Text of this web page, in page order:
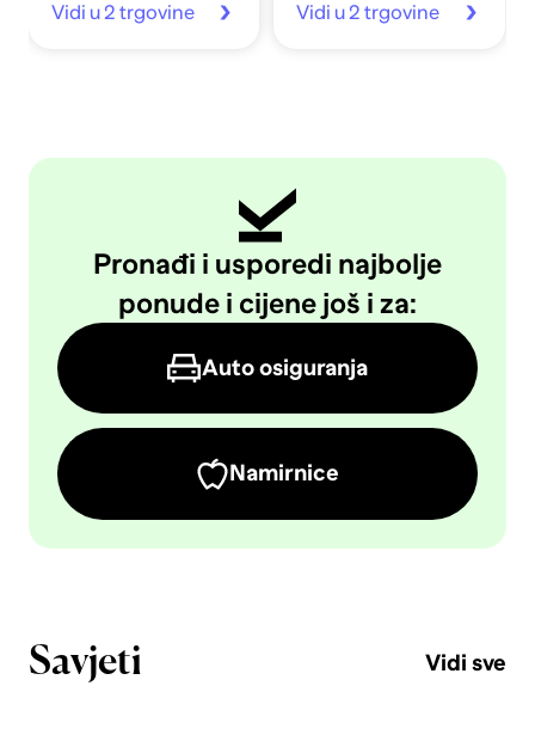
Vidi u 2 trgovine Vidi u 2 trgovine
Pronađi i usporedi najbolje
ponude i cijene još i za:
Auto osiguranja
Namirnice
Savjeti Vidi sve